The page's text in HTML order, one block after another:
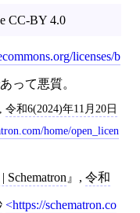
CC-BY 4.0
licenses/b
って悪質。
, 令和6(2024)年11月20日
home/open_licen
Schematron , 令和
https://schematron.co